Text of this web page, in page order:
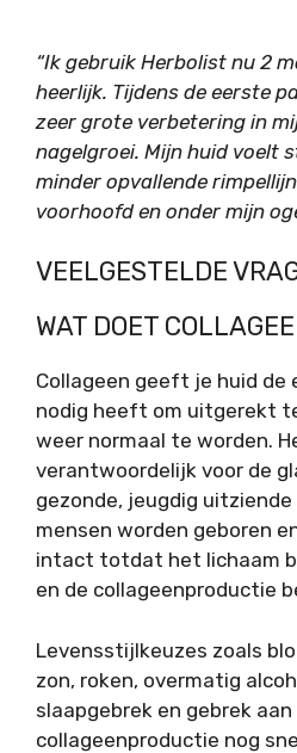
“Ik gebruik Herbolist nu 2
heerlijk. Tijdens de eerste
zeer grote verbetering in
nagelgroei. Mijn huid voelt
minder opvallende
voorhoofd en onder mijn
VEELGESTELDE
WAT DOET
Collageen geeft je huid
nodig heeft om uitgerekt
weer normaal te worden.
verantwoordelijk voor de
gezonde, jeugdig
mensen worden geboren
intact totdat het lichaam
en de collageenproductie
Levensstijlkeuzes zoals
zon, roken, overmatig
slaapgebrek en gebrek
collageenproductie nog